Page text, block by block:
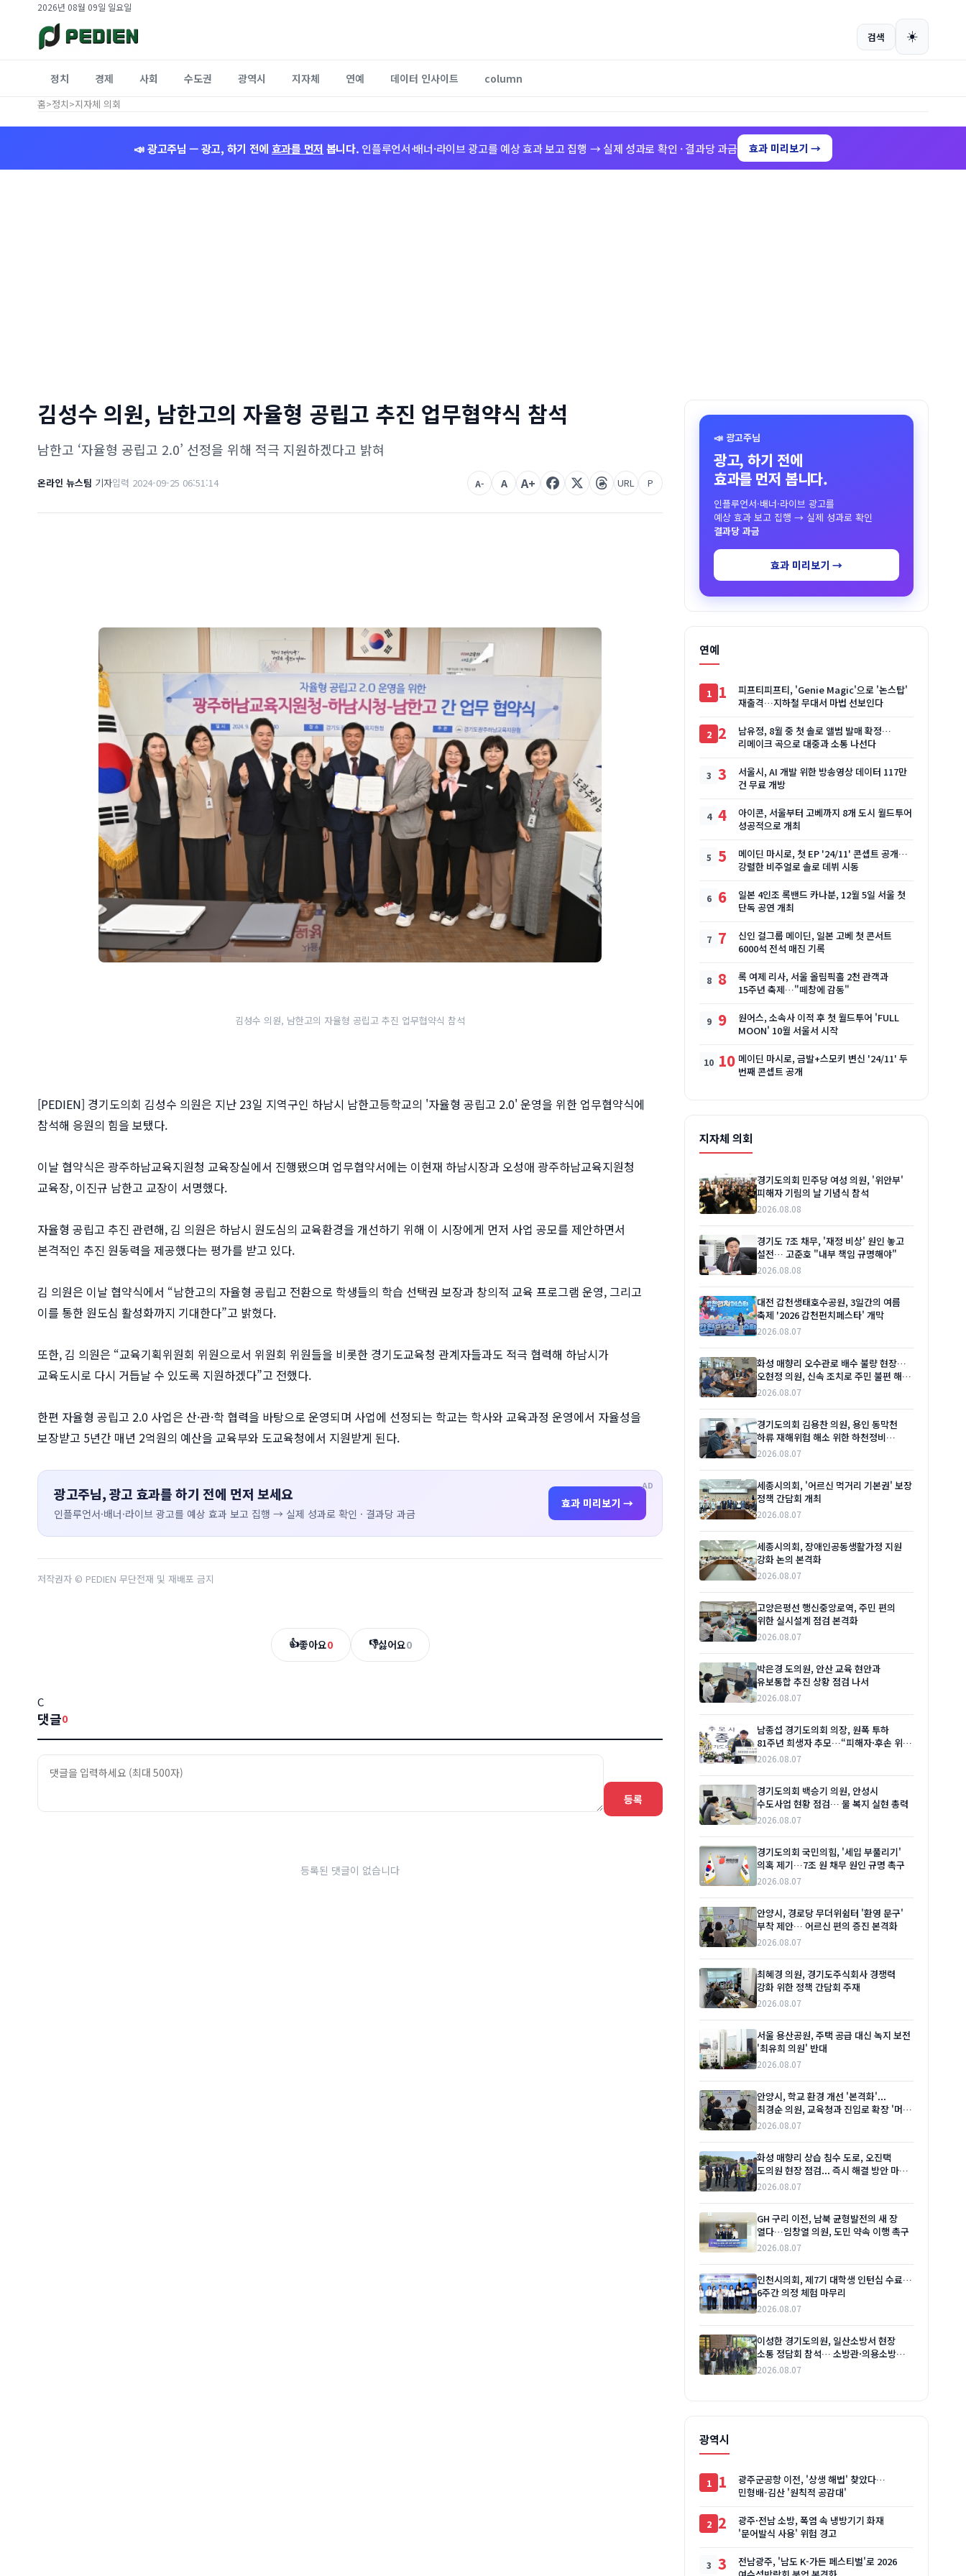
2026년 08월 09일 일요일
검색 ☀️
정치 경제 사회 수도권 광역시 지자체 연예 데이터 인사이트 column
홈>정치>지자체 의회
📣 광고주님 — 광고, 하기 전에 효과를 먼저 봅니다. 인플루언서·배너·라이브 광고를 예상 효과 보고 집행 → 실제 성과로 확인 · 결과당 과금 효과 미리보기 →
김성수 의원, 남한고의 자율형 공립고 추진 업무협약식 참석
남한고 ‘자율형 공립고 2.0’ 선정을 위해 적극 지원하겠다고 밝혀
온라인 뉴스팀 기자입력 2024-09-25 06:51:14 A- A A+ URL P
김성수 의원, 남한고의 자율형 공립고 추진 업무협약식 참석
[PEDIEN] 경기도의회 김성수 의원은 지난 23일 지역구인 하남시 남한고등학교의 '자율형 공립고 2.0' 운영을 위한 업무협약식에
참석해 응원의 힘을 보탰다.
이날 협약식은 광주하남교육지원청 교육장실에서 진행됐으며 업무협약서에는 이현재 하남시장과 오성애 광주하남교육지원청
교육장, 이진규 남한고 교장이 서명했다.
자율형 공립고 추진 관련해, 김 의원은 하남시 원도심의 교육환경을 개선하기 위해 이 시장에게 먼저 사업 공모를 제안하면서
본격적인 추진 원동력을 제공했다는 평가를 받고 있다.
김 의원은 이날 협약식에서 “남한고의 자율형 공립고 전환으로 학생들의 학습 선택권 보장과 창의적 교육 프로그램 운영, 그리고
이를 통한 원도심 활성화까지 기대한다”고 밝혔다.
또한, 김 의원은 “교육기획위원회 위원으로서 위원회 위원들을 비롯한 경기도교육청 관계자들과도 적극 협력해 하남시가
교육도시로 다시 거듭날 수 있도록 지원하겠다”고 전했다.
한편 자율형 공립고 2.0 사업은 산·관·학 협력을 바탕으로 운영되며 사업에 선정되는 학교는 학사와 교육과정 운영에서 자율성을
보장받고 5년간 매년 2억원의 예산을 교육부와 도교육청에서 지원받게 된다.
AD
광고주님, 광고 효과를 하기 전에 먼저 보세요
인플루언서·배너·라이브 광고를 예상 효과 보고 집행 → 실제 성과로 확인 · 결과당 과금
효과 미리보기 →
저작권자 © PEDIEN 무단전재 및 재배포 금지
👍좋아요0 👎싫어요0
C
댓글0
등록
등록된 댓글이 없습니다
📣 광고주님
광고, 하기 전에
효과를 먼저 봅니다.
인플루언서·배너·라이브 광고를
예상 효과 보고 집행 → 실제 성과로 확인
결과당 과금
효과 미리보기 →
연예
1
피프티피프티, 'Genie Magic'으로 '논스탑'
재출격…지하철 무대서 마법 선보인다
2
남유정, 8월 중 첫 솔로 앨범 발매 확정…
리메이크 곡으로 대중과 소통 나선다
3
서울시, AI 개발 위한 방송영상 데이터 117만
건 무료 개방
4
아이콘, 서울부터 고베까지 8개 도시 월드투어
성공적으로 개최
5
메이딘 마시로, 첫 EP '24/11' 콘셉트 공개…
강렬한 비주얼로 솔로 데뷔 시동
6
일본 4인조 록밴드 카나분, 12월 5일 서울 첫
단독 공연 개최
7
신인 걸그룹 메이딘, 일본 고베 첫 콘서트
6000석 전석 매진 기록
8
록 여제 리사, 서울 올림픽홀 2천 관객과
15주년 축제…"떼창에 감동"
9
원어스, 소속사 이적 후 첫 월드투어 'FULL
MOON' 10월 서울서 시작
10 메이딘 마시로, 금발+스모키 변신 '24/11' 두
번째 콘셉트 공개
지자체 의회
경기도의회 민주당 여성 의원, '위안부'
피해자 기림의 날 기념식 참석
2026.08.08
경기도 7조 채무, '재정 비상' 원인 놓고
설전… 고준호 "내부 책임 규명해야"
2026.08.08
대전 갑천생태호수공원, 3일간의 여름
축제 '2026 갑천펀치페스타' 개막
2026.08.07
화성 매향리 오수관로 배수 불량 현장…
오현정 의원, 신속 조치로 주민 불편 해소
촉구
2026.08.07
경기도의회 김용찬 의원, 용인 동막천
하류 재해위험 해소 위한 하천정비
본격화 촉구
2026.08.07
세종시의회, '어르신 먹거리 기본권' 보장
정책 간담회 개최
2026.08.07
세종시의회, 장애인공동생활가정 지원
강화 논의 본격화
2026.08.07
고양은평선 행신중앙로역, 주민 편의
위한 실시설계 점검 본격화
2026.08.07
박은경 도의원, 안산 교육 현안과
유보통합 추진 상황 점검 나서
2026.08.07
남종섭 경기도의회 의장, 원폭 투하
81주년 희생자 추모…“피해자·후손 위한
실질적 지원 이어갈 것”
2026.08.07
경기도의회 백승기 의원, 안성시
수도사업 현황 점검… 물 복지 실현 총력
2026.08.07
경기도의회 국민의힘, '세입 부풀리기'
의혹 제기…7조 원 채무 원인 규명 촉구
2026.08.07
안양시, 경로당 무더위쉼터 '환영 문구'
부착 제안… 어르신 편의 증진 본격화
2026.08.07
최혜경 의원, 경기도주식회사 경쟁력
강화 위한 정책 간담회 주재
2026.08.07
서울 용산공원, 주택 공급 대신 녹지 보전
'최유희 의원' 반대
2026.08.07
안양시, 학교 환경 개선 '본격화'...
최경순 의원, 교육청과 진입로 확장 '머리
맞대'
2026.08.07
화성 매향리 상습 침수 도로, 오진택
도의원 현장 점검... 즉시 해결 방안 마련
촉구
2026.08.07
GH 구리 이전, 남북 균형발전의 새 장
열다…임창열 의원, 도민 약속 이행 촉구
2026.08.07
인천시의회, 제7기 대학생 인턴십 수료…
6주간 의정 체험 마무리
2026.08.07
이성한 경기도의원, 일산소방서 현장
소통 정담회 참석… 소방관·의용소방대
애로사항 청취
2026.08.07
광역시
1
광주군공항 이전, '상생 해법' 찾았다…
민형배-김산 '원칙적 공감대'
2
광주·전남 소방, 폭염 속 냉방기기 화재
'문어발식 사용' 위험 경고
3
전남광주, '남도 K-가든 페스티벌'로 2026